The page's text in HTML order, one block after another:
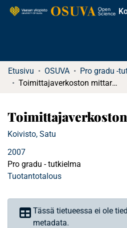
Etusivu OSUVA
Toimittajaverkoston mittaristo
Koivisto, Satu
2007
Pro gradu - tutkielma
Tuotantotalous
Tässä tietueessa ei ole
metadata.